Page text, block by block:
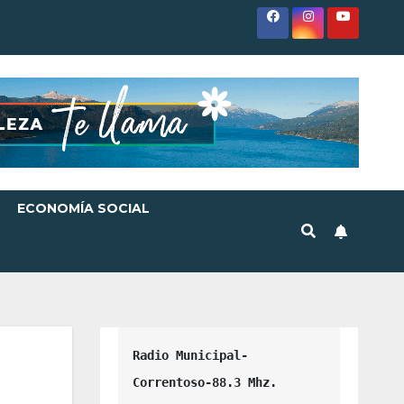
ECONOMÍA SOCIAL
Radio Municipal-
Correntoso-88.3 Mhz.